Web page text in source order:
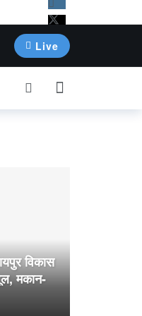
Live
अन्य खबर
विकास
मकान-